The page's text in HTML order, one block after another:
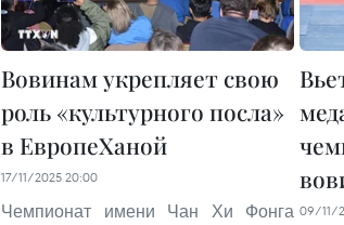
Вовинам укрепляет свою
роль «культурного посла»
в ЕвропеХаной
17/11/2025 20:00
Чемпионат имени Чан Хи Фонга 09/11/